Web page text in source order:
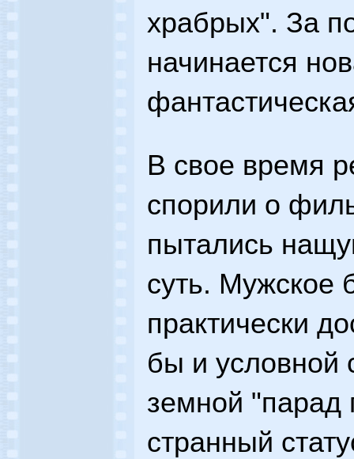
храбрых". За
начинается
В свое время
спорили о
пытались
суть. Мужское
практически
бы и условной
земной
странный